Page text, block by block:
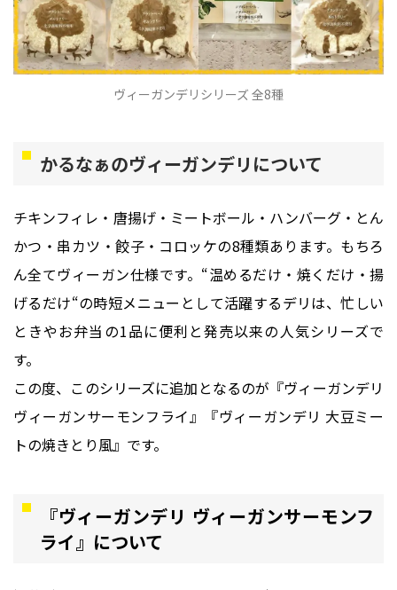
ヴィーガンデリシリーズ 全8種
かるなぁのヴィーガンデリについて
チキンフィレ・唐揚げ・ミートボール・ハンバーグ・とん
かつ・串カツ・餃子・コロッケの8種類あります。もちろ
ん全てヴィーガン仕様です。“温めるだけ・焼くだけ・揚
げるだけ“の時短メニューとして活躍するデリは、忙しい
ときやお弁当の1品に便利と発売以来の人気シリーズで
す。
この度、このシリーズに追加となるのが『ヴィーガンデリ
ヴィーガンサーモンフライ』『ヴィーガンデリ 大豆ミー
トの焼きとり風』です。
『ヴィーガンデリ ヴィーガンサーモンフ
ライ』について